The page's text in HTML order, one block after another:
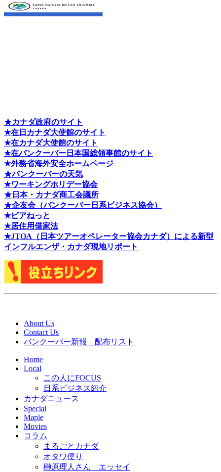
★カナダ政府のサイト
★在日カナダ大使館のサイト
★在カナダ大使館のサイト
★在バンクーバー日本国総領事館のサイト
★外務省海外安全ホームページ
★バンクーバーの天気
★ワーキングホリデー協会
★日本・カナダ商工会議所
★企友会（バンクーバー日系ビジネス協会）
★ピアねっと
★居住用借家法
★JTOA（日本ツアーオペレーター協会カナダ）による新型
インフルエンザ・カナダ現地リポート
About Us
Contact Us
バンクーバー新報 配布リスト
Home
Local
この人にFOCUS
日系ビジネス紹介
カナダニュース
Special
Maple
Movies
コラム
まるごとカナダ
オタワ便り
榊原理人さん エッセイ